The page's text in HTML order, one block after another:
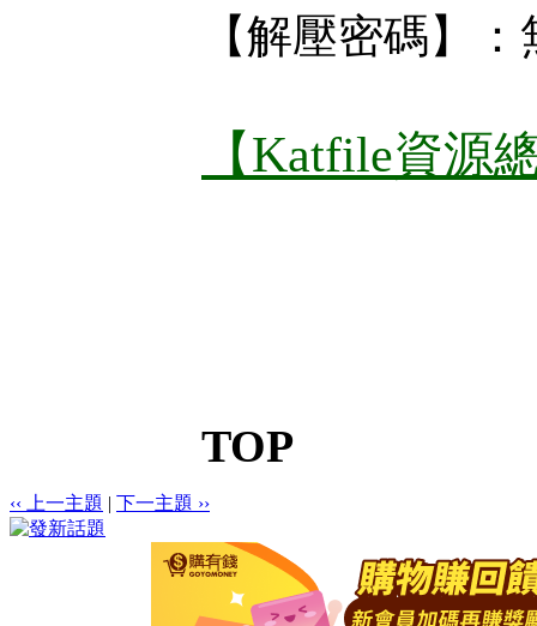
【解壓密碼】：
【Katfile資源
TOP
‹‹ 上一主題 | 下一主題 ››